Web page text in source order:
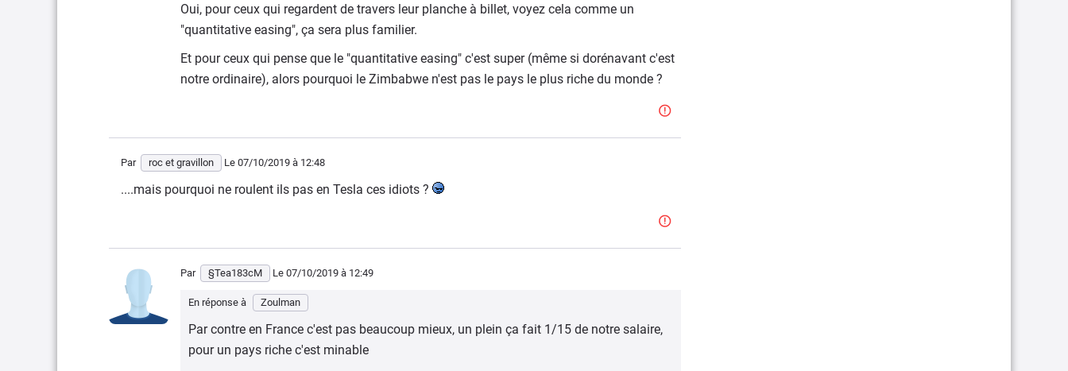
Oui, pour ceux qui regardent de travers leur planche à billet, voyez cela comme un
"quantitative easing", ça sera plus familier.
Et pour ceux qui pense que le "quantitative easing" c'est super (même si dorénavant c'est
notre ordinaire), alors pourquoi le Zimbabwe n'est pas le pays le plus riche du monde ?
Par roc et gravillon Le 07/10/2019 à 12:48
....mais pourquoi ne roulent ils pas en Tesla ces idiots ?
Par §Tea183cM Le 07/10/2019 à 12:49
En réponse à Zoulman
Par contre en France c'est pas beaucoup mieux, un plein ça fait 1/15 de notre salaire,
pour un pays riche c'est minable